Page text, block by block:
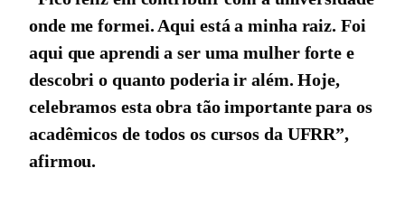
onde me formei. Aqui está a minha raiz. Foi
aqui que aprendi a ser uma mulher forte e
descobri o quanto poderia ir além. Hoje,
celebramos esta obra tão importante para os
acadêmicos de todos os cursos da UFRR”,
afirmou.